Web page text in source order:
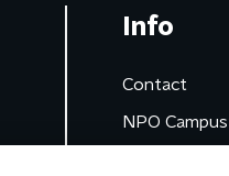
Info
Contact
NPO Campus